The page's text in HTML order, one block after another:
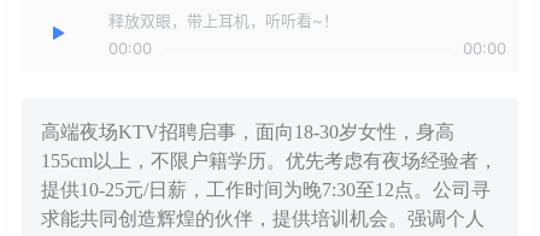
释放双眼，带上耳机，听听看~！
00:00
00:00
高端夜场KTV招聘启事，面向18-30岁女性，身高
155cm以上，不限户籍学历。优先考虑有夜场经验者，
提供10-25元/日薪，工作时间为晚7:30至12点。公司寻
求能共同创造辉煌的伙伴，提供培训机会。强调个人